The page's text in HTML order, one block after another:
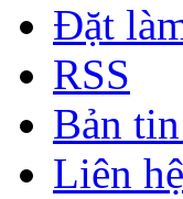
Đặt
RSS
Bản
Liên hệ